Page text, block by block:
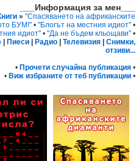
___Информация за мен___
» "Спасяването на африканските
БУМ!" • "Блогът на местния идиот" •
идиот" • "Да не бъдем кльощави" •
Пиеси Радио Телевизия
Снимки,
отзиви...
• Прочети случайна публикация •
• Виж избраните от теб публикации •